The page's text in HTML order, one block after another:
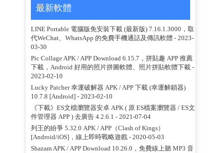
最新軟體
LINE Portable 電腦版免安裝下載 (最新版) 7.16.1.3000，取
代WeChat、WhatsApp 的免費手機通話及傳訊軟體 - 2023-
03-30
Pic Collage APK / APP Download 6.15.7，拼貼趣 APP 推薦
下載，Android 好用的照片拼圖軟體、照片拼貼軟體下載-
2023-02-10
Lucky Patcher 幸運破解器 APK / APP 下載 (幸運解鎖器)
10.7.8 [Android] - 2023-02-10
《下載》ES文檔瀏覽器安卓 APK ( 原 ES檔案瀏覽器 / ES文
件管理器 APP ) 去廣告 4.2.6.1 - 2021-07-04
列王的紛爭 5.32.0 APK / APP（Clash of Kings）
[Android/iOS]，線上即時戰略遊戲- 2020-05-03
Shazam APK / APP Download 10.26.0，免費線上聽 MP3 音